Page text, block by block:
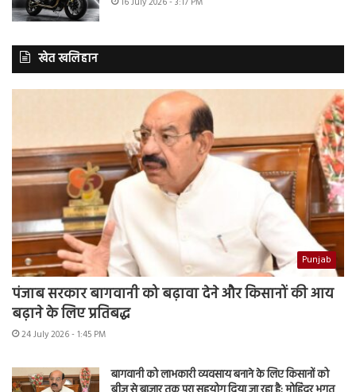
खेत खलिहान
Punjab
पंजाब सरकार बागवानी को बढ़ावा देने और किसानों की आय
बढ़ाने के लिए प्रतिबद्ध
24 July 2026 - 1:45 PM
बागवानी को लाभकारी व्यवसाय बनाने के लिए किसानों को